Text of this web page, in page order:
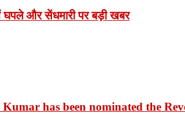
घपले और सेंधमारी पर बड़ी खबर
has been nominated the